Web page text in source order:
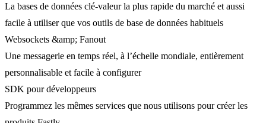
La bases de données clé-valeur la plus rapide du marché et aussi
facile à utiliser que vos outils de base de données habituels
Websockets &amp; Fanout
Une messagerie en temps réel, à l’échelle mondiale, entièrement
personnalisable et facile à configurer
SDK pour développeurs
Programmez les mêmes services que nous utilisons pour créer les